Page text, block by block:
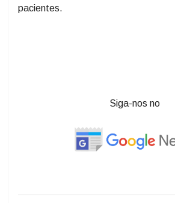
pacientes.
Siga-nos no